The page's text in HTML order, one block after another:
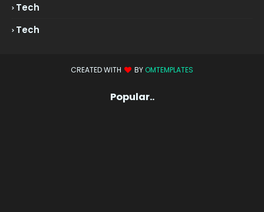
Tech
Tech
CREATED WITH BY OMTEMPLATES
Popular..